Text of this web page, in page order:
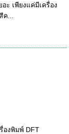
ะ เพียงแค่มีเครื่อง
...
องพิมพ์ DFT